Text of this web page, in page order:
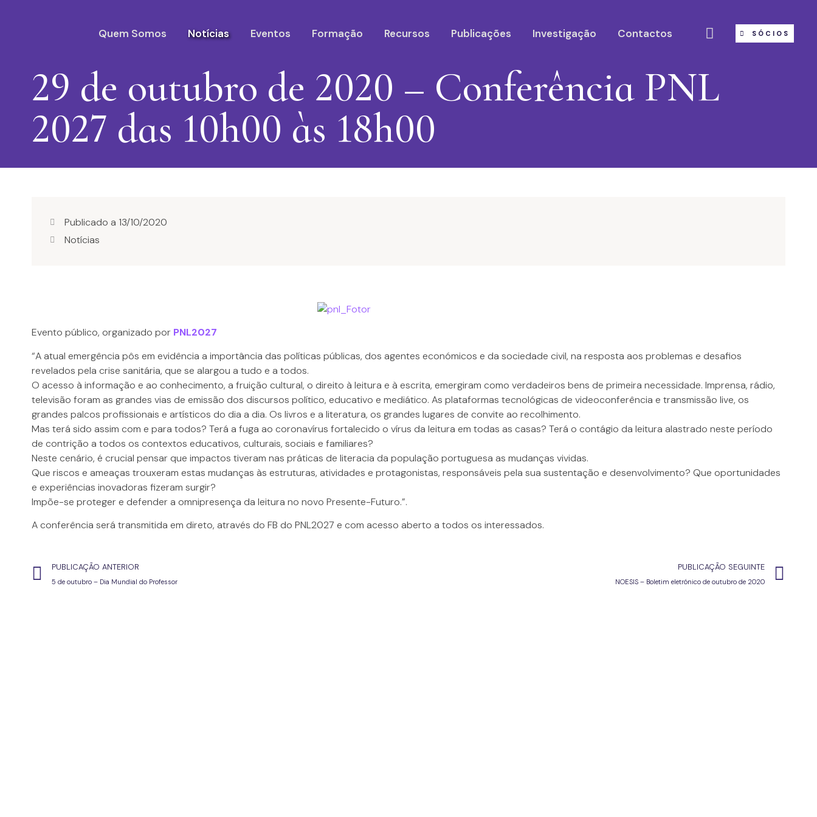
Quem Somos Notícias Eventos Formação Recursos Publicações Investigação Contactos SÓCIOS
29 de outubro de 2020 – Conferência PNL
2027 das 10h00 às 18h00
Publicado a 13/10/2020
Notícias
Evento público, organizado por PNL2027
“A atual emergência pôs em evidência a importância das políticas públicas, dos agentes económicos e da sociedade civil, na resposta aos problemas e desafios
revelados pela crise sanitária, que se alargou a tudo e a todos.
O acesso à informação e ao conhecimento, a fruição cultural, o direito à leitura e à escrita, emergiram como verdadeiros bens de primeira necessidade. Imprensa, rádio,
televisão foram as grandes vias de emissão dos discursos político, educativo e mediático. As plataformas tecnológicas de videoconferência e transmissão live, os
grandes palcos profissionais e artísticos do dia a dia. Os livros e a literatura, os grandes lugares de convite ao recolhimento.
Mas terá sido assim com e para todos? Terá a fuga ao coronavírus fortalecido o vírus da leitura em todas as casas? Terá o contágio da leitura alastrado neste período
de contrição a todos os contextos educativos, culturais, sociais e familiares?
Neste cenário, é crucial pensar que impactos tiveram nas práticas de literacia da população portuguesa as mudanças vividas.
Que riscos e ameaças trouxeram estas mudanças às estruturas, atividades e protagonistas, responsáveis pela sua sustentação e desenvolvimento? Que oportunidades
e experiências inovadoras fizeram surgir?
Impõe-se proteger e defender a omnipresença da leitura no novo Presente-Futuro.”.
A conferência será transmitida em direto, através do FB do PNL2027 e com acesso aberto a todos os interessados.
PUBLICAÇÃO ANTERIOR
5 de outubro – Dia Mundial do Professor
PUBLICAÇÃO SEGUINTE
NOESIS – Boletim eletrónico de outubro de 2020